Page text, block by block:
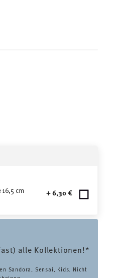
cm + 6,30 €
alle Kollektionen!*
Sandora, Sensai, Kids. Nicht